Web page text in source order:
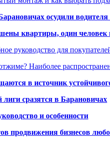
осудили водителя
квартиры, один человек
руководство для
Наиболее
в источник устойчивого
сразятся в Барановичах
и особенности
продвижения бизнесов